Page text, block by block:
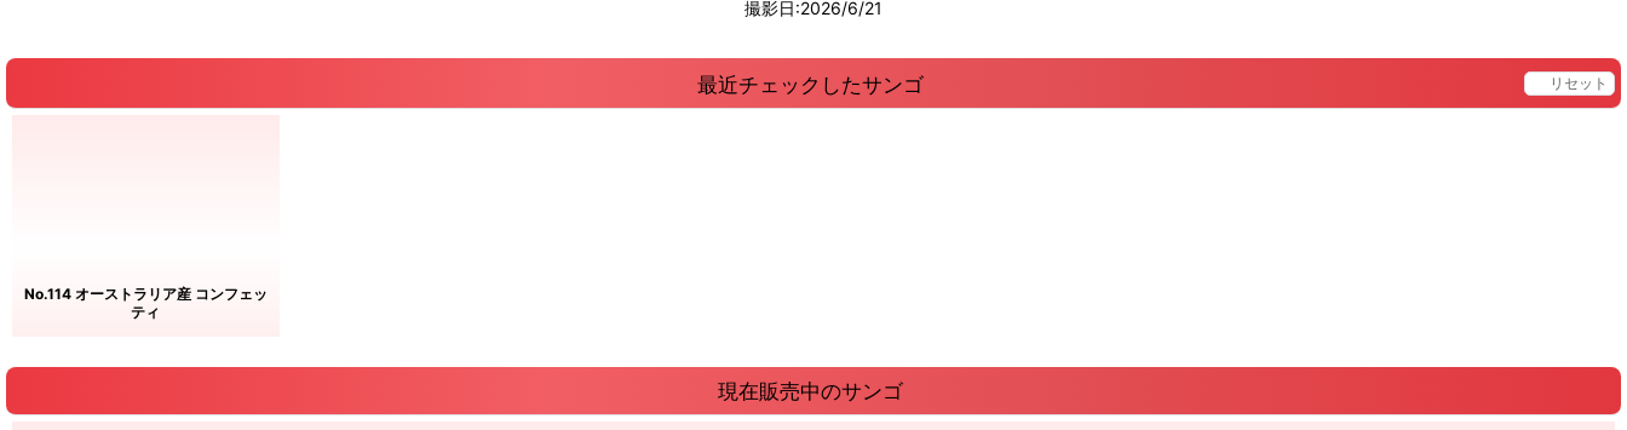
撮影日:2026/6/21
最近チェックしたサンゴ リセット
No.114 オーストラリア産 コンフェッ
ティ
現在販売中のサンゴ